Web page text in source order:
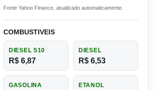
Fonte Yahoo Finance, atualizado automaticamente.
COMBUSTIVEIS
DIESEL S10
R$ 6,87
DIESEL
R$ 6,53
GASOLINA ETANOL